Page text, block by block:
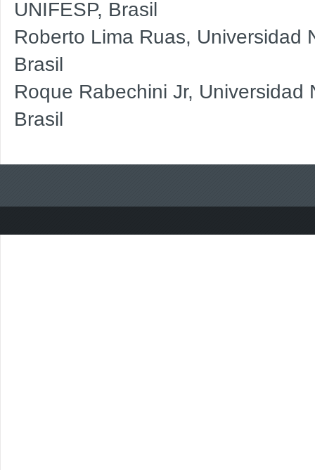
UNIFESP, Brasil
Roberto Lima Ruas, Universidad
Brasil
Roque Rabechini Jr,
Brasil